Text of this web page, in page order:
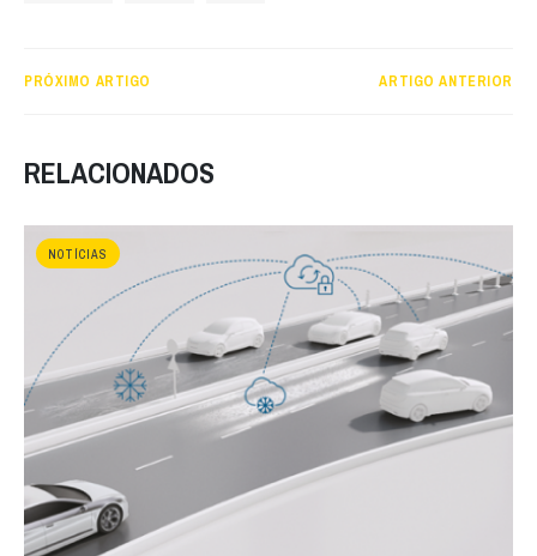
PRÓXIMO ARTIGO ARTIGO ANTERIOR
RELACIONADOS
NOTÍCIAS